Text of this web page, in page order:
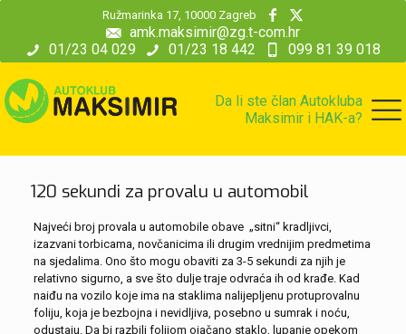
01/23 04 029 01/23 18 442 099 81 39 018
amk.maksimir@zg.t-com.hr
Ružmarinka 17, 10000 Zagreb
Da li ste član Autokluba
Maksimir i HAK-a?
120 sekundi za provalu u automobil
Najveći broj provala u automobile obave „sitni“ kradljivci,
izazvani torbicama, novčanicima ili drugim vrednijim predmetima
na sjedalima. Ono što mogu obaviti za 3-5 sekundi za njih je
relativno sigurno, a sve što dulje traje odvraća ih od krađe. Kad
naiđu na vozilo koje ima na staklima nalijepljenu protuprovalnu
foliju, koja je bezbojna i nevidljiva, posebno u sumrak i noću,
odustaju. Da bi razbili folijom ojačano staklo, lupanje opekom